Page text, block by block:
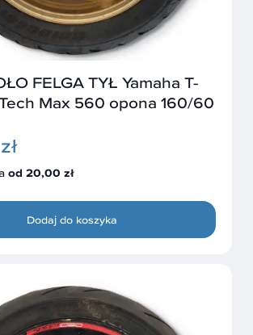
FELGA TYŁ Yamaha T-
Max 560 opona 160/60
od 20,00 zł
Dodaj do koszyka